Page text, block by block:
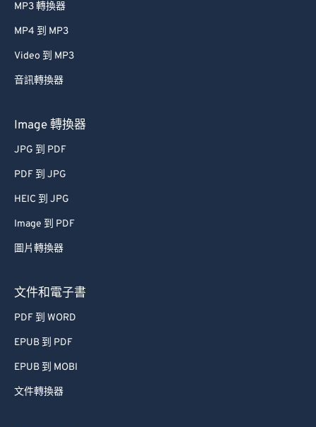
MP3 轉換器
MP4 到 MP3
Video 到 MP3
音訊轉換器
Image 轉換器
JPG 到 PDF
PDF 到 JPG
HEIC 到 JPG
Image 到 PDF
圖片轉換器
文件和電子書
PDF 到 WORD
EPUB 到 PDF
EPUB 到 MOBI
文件轉換器